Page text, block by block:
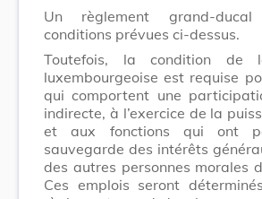
Un règlement grand-
conditions prévues ci-dessus.
Toutefois, la condition de
luxembourgeoise est requise
qui comportent une
indirecte, à l’exercice de la
et aux fonctions qui ont
sauvegarde des intérêts
des autres personnes morales
Ces emplois seront